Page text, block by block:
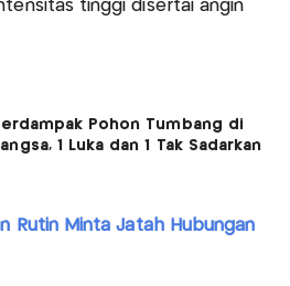
tinggi disertai angin
Pohon Tumbang di
1 Luka dan 1 Tak Sadarkan
Rutin Minta Jatah Hubungan